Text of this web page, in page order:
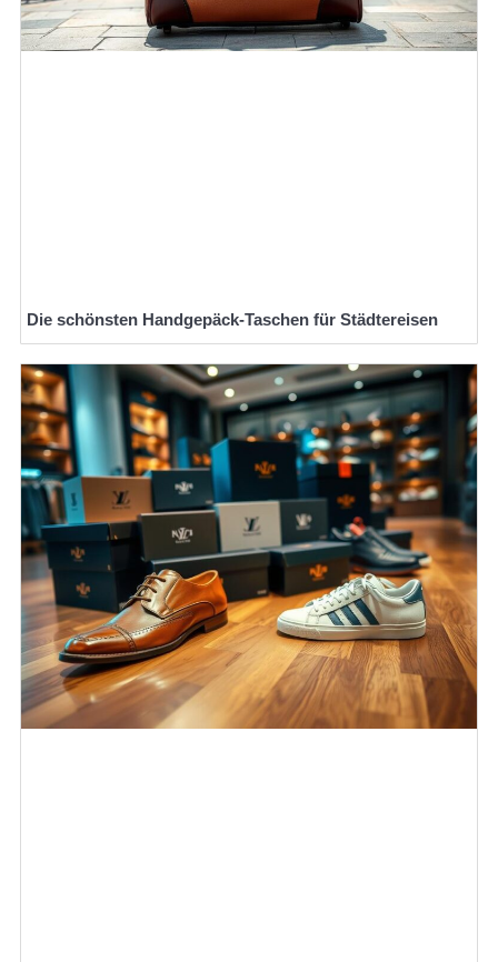
Die schönsten Handgepäck-Taschen für Städtereisen